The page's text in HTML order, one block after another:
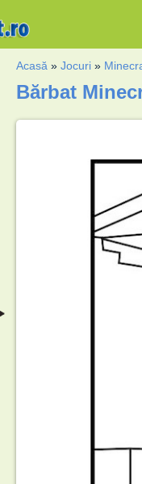
Acasă »Jocuri »
Bărbat